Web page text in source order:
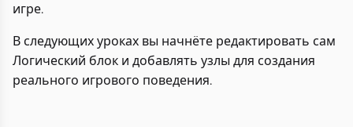
игре.
В следующих уроках вы начнёте редактировать сам
Логический блок и добавлять узлы для создания
реального игрового поведения.